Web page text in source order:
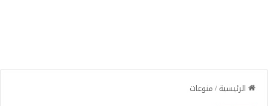
الرئيسية/منوعات